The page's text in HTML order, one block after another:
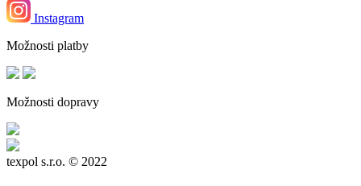
Instagram
Možnosti platby
Možnosti dopravy
texpol s.r.o. © 2022